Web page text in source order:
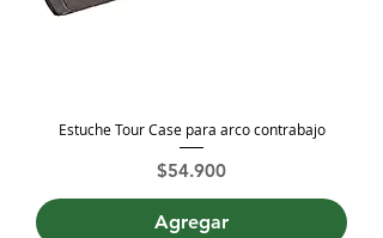
Estuche Tour Case para arco contrabajo
Precio
$54.900
Agregar